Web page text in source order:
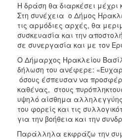
Η δράση θα διαρκέσει μέχρι
Στη συνέχεια ο Δήμος
τις αρμόδιες αρχές, θα
συσκευασία και την
σε συνεργασία και με τον
Ο Δήμαρχος Ηρακλείου
δήλωση του ανέφερε:
όσους έσπευσαν να
καθένας, στους
υψηλό αίσθημα
του φορείς και τις
για την βοήθεια και την
Παράλληλα εκφράζω την